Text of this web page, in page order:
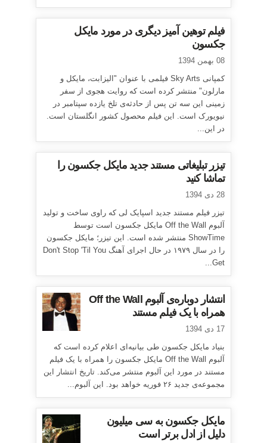
فیلم توهین آمیز دیگری در مورد مایکل
جکسون
08 بهمن 1394
کمپانی Sky Arts فیلمی با عنوان "الیزابت، مایکل و
مارلون" منتشر کرده است که روایت هجوی از سفر
زمینی این سه تن پس از حادثه‌ی تلخ یازده سپتامبر در
نیویورک است. این فیلم محصول کشور انگلستان است.
در این...
تیزر تبلیغاتی مستند جدید مایکل جکسون را
تماشا کنید
28 دی 1394
تیزر فیلم مستند جدید اسپایک لی که راوی ساخت و تولید
آلبوم Off the Wall مایکل جکسون است توسط
ShowTime منتشر شده است. این تیزر؛ مایکل جکسون
را در سال ۱۹۷۹ در حال اجرای آهنگ Don't Stop 'Til You
Get...
انتشار دوباره‌ی آلبوم Off the Wall
همراه با یک فیلم مستند
17 دی 1394
بنیاد مایکل جکسون طی بیانیه‌ای اعلام کرده است که
آلبوم Off the Wall مایکل جکسون را همراه با یک فیلم
مستند در مورد این آلبوم منتشر می‌کند. تاریخ انتشار این
مجموعه‌ی جدید ۲۶ فوریه خواهد بود. این آلبوم...
مایکل جکسون به سی میلیون
دلیل از ادل برتر است